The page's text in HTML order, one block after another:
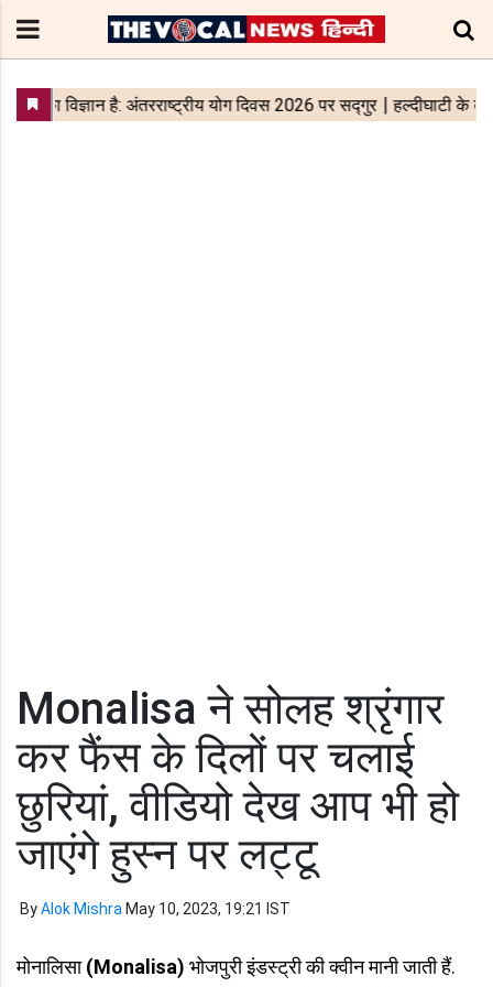
Monalisa ने सोलह श्रृंगार
कर फैंस के दिलों पर चलाई
छुरियां, वीडियो देख आप भी हो
जाएंगे हुस्न पर लट्टू
ByAlok Mishra May 10, 2023, 19:21 IST
मोनालिसा(Monalisa) भोजपुरी इंडस्ट्री की क्वीन मानी जाती हैं.